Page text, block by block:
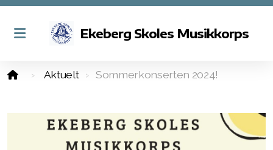
Ekeberg Skoles Musikkorps
Aktuelt Sommerkonserten 2024!